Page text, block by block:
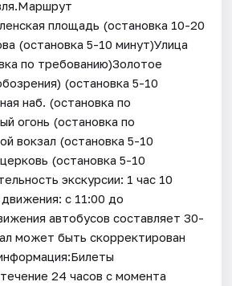
площадь (остановка 10-20
(остановка 5-10 минут)Улица
по требованию)Золотое
(остановка 5-10
наб. (остановка по
огонь (остановка по
вокзал (остановка 5-10
(остановка 5-10
экскурсии: 1 час 10
с 11:00 до
автобусов составляет 30-
может быть скорректирован
24 часов с момента